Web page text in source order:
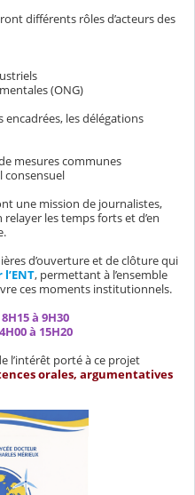
différents rôles d’acteurs des
(ONG)
les délégations
mesures communes
consensuel
une mission de journalistes,
relayer les temps forts et d’en
d’ouverture et de clôture qui
, permettant à l’ensemble
ces moments institutionnels.
à 9H30
à 15H20
l’intérêt porté à ce projet
orales, argumentatives